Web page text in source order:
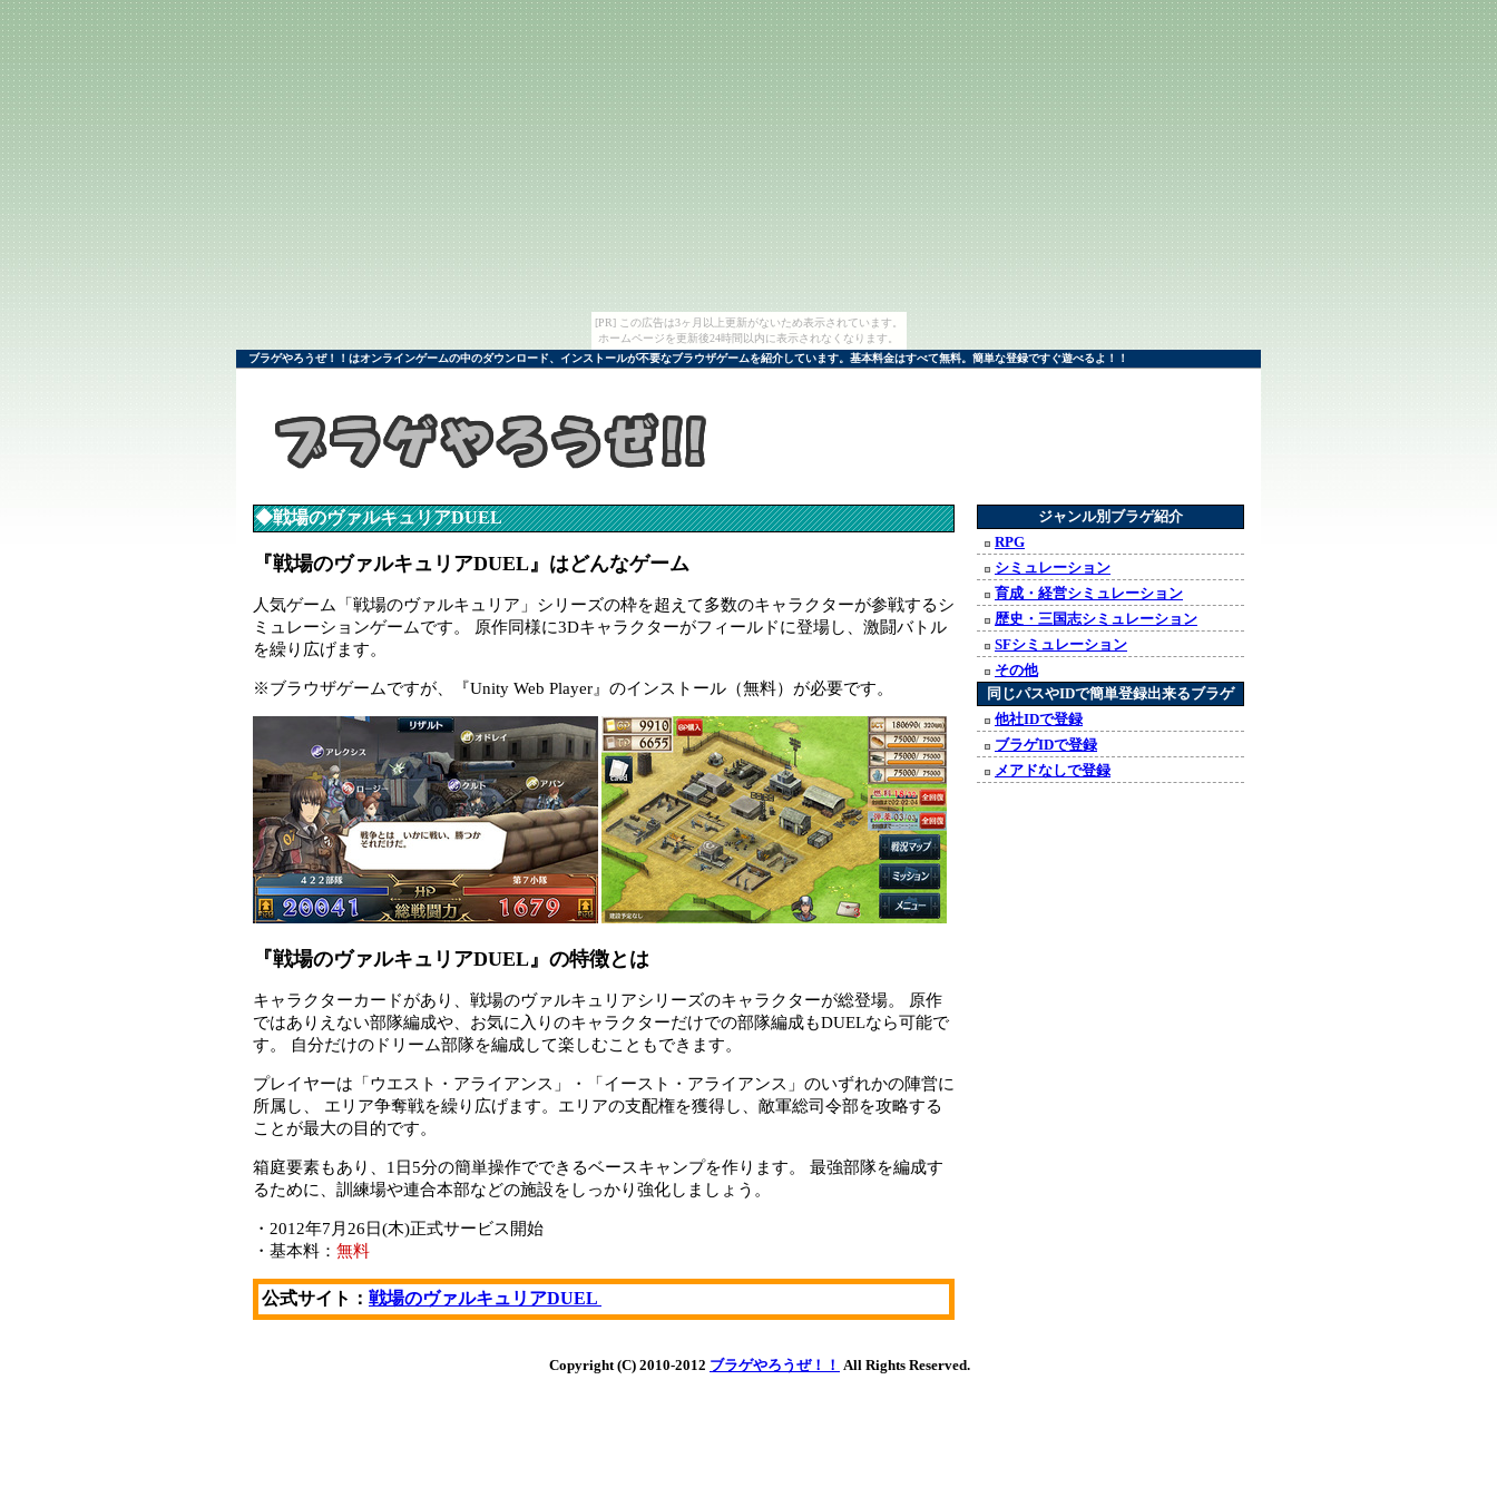
[PR] この広告は3ヶ月以上更新がないため表示されています。
ホームページを更新後24時間以内に表示されなくなります。
ブラゲやろうぜ！！はオンラインゲームの中のダウンロード、インストールが不要なブラウザゲームを紹介しています。基本料金はすべて無料。簡単な登録ですぐ遊べるよ！！
◆戦場のヴァルキュリアDUEL
『戦場のヴァルキュリアDUEL』はどんなゲーム
人気ゲーム「戦場のヴァルキュリア」シリーズの枠を超えて多数のキャラクターが参戦するシ
ミュレーションゲームです。 原作同様に3Dキャラクターがフィールドに登場し、激闘バトル
を繰り広げます。
※ブラウザゲームですが、『Unity Web Player』のインストール（無料）が必要です。
『戦場のヴァルキュリアDUEL』の特徴とは
キャラクターカードがあり、戦場のヴァルキュリアシリーズのキャラクターが総登場。 原作
ではありえない部隊編成や、お気に入りのキャラクターだけでの部隊編成もDUELなら可能で
す。 自分だけのドリーム部隊を編成して楽しむこともできます。
プレイヤーは「ウエスト・アライアンス」・「イースト・アライアンス」のいずれかの陣営に
所属し、 エリア争奪戦を繰り広げます。エリアの支配権を獲得し、敵軍総司令部を攻略する
ことが最大の目的です。
箱庭要素もあり、1日5分の簡単操作でできるベースキャンプを作ります。 最強部隊を編成す
るために、訓練場や連合本部などの施設をしっかり強化しましょう。
・2012年7月26日(木)正式サービス開始
・基本料： 無料
公式サイト： 戦場のヴァルキュリアDUEL
ジャンル別ブラゲ紹介
RPG
シミュレーション
育成・経営シミュレーション
歴史・三国志シミュレーション
SFシミュレーション
その他
同じパスやIDで簡単登録出来るブラゲ
他社IDで登録
ブラゲIDで登録
メアドなしで登録
Copyright (C) 2010-2012 ブラゲやろうぜ！！ All Rights Reserved.